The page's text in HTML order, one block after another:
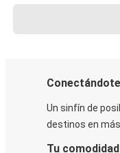
Un sinfín de
destinos en
Tu